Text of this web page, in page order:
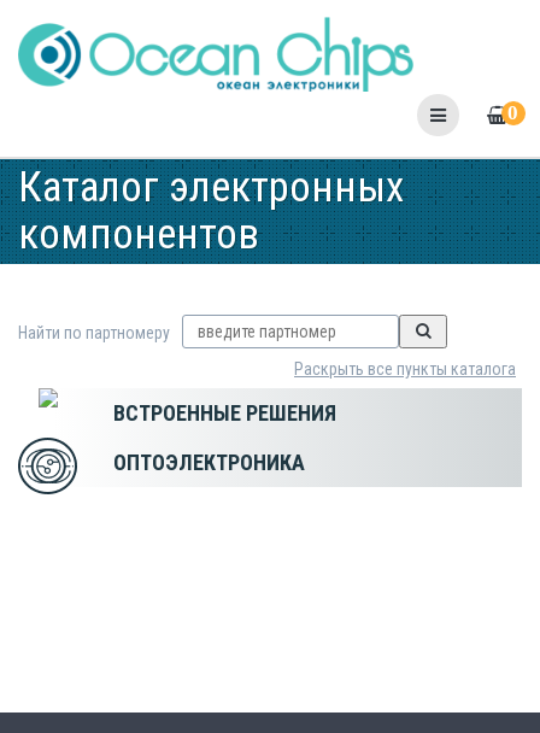
to
content
0
Каталог электронных
компонентов
Найти по партномеру
Раскрыть все пункты каталога
ВСТРОЕННЫЕ РЕШЕНИЯ
ОПТОЭЛЕКТРОНИКА